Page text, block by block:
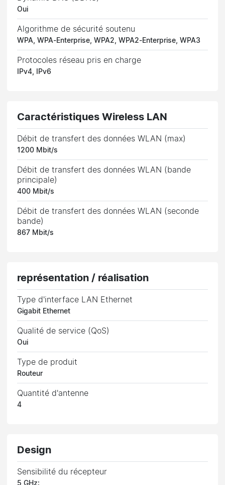
Oui
Algorithme de sécurité soutenu
WPA, WPA-Enterprise, WPA2, WPA2-Enterprise, WPA3
Protocoles réseau pris en charge
IPv4, IPv6
Caractéristiques Wireless LAN
Débit de transfert des données WLAN (max)
1200 Mbit/s
Débit de transfert des données WLAN (bande
principale)
400 Mbit/s
Débit de transfert des données WLAN (seconde
bande)
867 Mbit/s
représentation / réalisation
Type d'interface LAN Ethernet
Gigabit Ethernet
Qualité de service (QoS)
Oui
Type de produit
Routeur
Quantité d'antenne
4
Design
Sensibilité du récepteur